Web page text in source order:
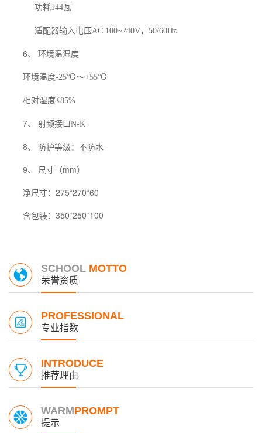
功耗144瓦
适配器输入电压AC 100~240V， 50/60Hz
6、 环境温湿度
环境温度-25℃～+55℃
相对湿度≤85%
7、 射频接口N-K
8、 防护等级：不防水
9、 尺寸（mm）
净尺寸：275*270*60
含包装：350*250*100
SCHOOL MOTTO
荣誉资质
PROFESSIONAL
专业指数
INTRODUCE
推荐理由
WARMPROMPT
提示